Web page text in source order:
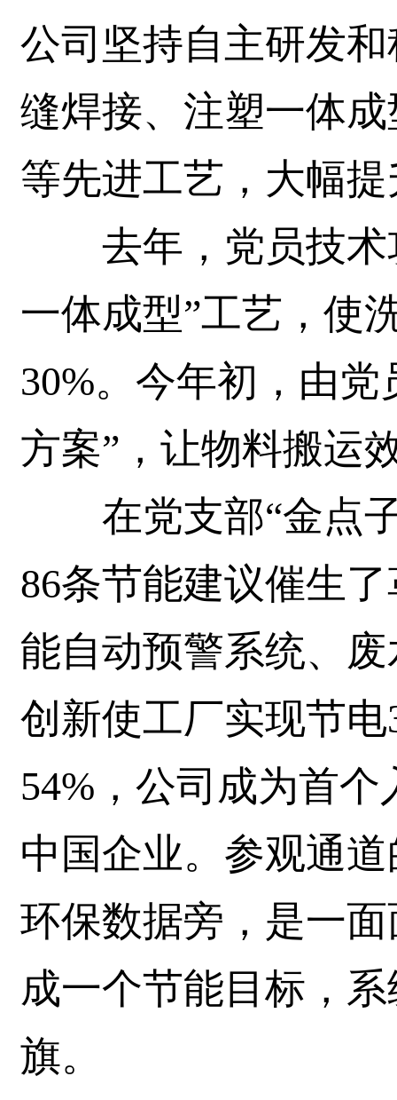
公司坚持自主研发
缝焊接、注塑一体
等先进工艺，大幅
去年，党员技术
一体成型”工艺，使
30%。今年初，由
方案”，让物料搬运
在党支部“金点子
86条节能建议催生
能自动预警系统、
创新使工厂实现节
54%，公司成为首
中国企业。参观通
环保数据旁，是一
成一个节能目标，
旗。